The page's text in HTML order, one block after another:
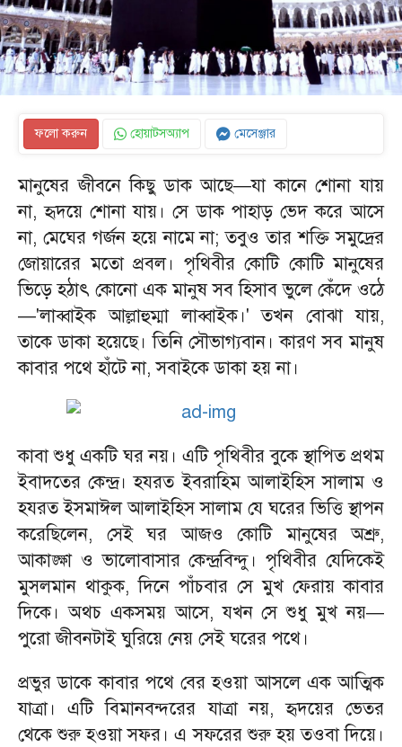
ফলো করুন হোয়াটসঅ্যাপ মেসেঞ্জার
​মানুষের জীবনে কিছু ডাক আছে—যা কানে শোনা যায়
না, হৃদয়ে শোনা যায়। সে ডাক পাহাড় ভেদ করে আসে
না, মেঘের গর্জন হয়ে নামে না; তবুও তার শক্তি সমুদ্রের
জোয়ারের মতো প্রবল। পৃথিবীর কোটি কোটি মানুষের
ভিড়ে হঠাৎ কোনো এক মানুষ সব হিসাব ভুলে কেঁদে ওঠে
—'লাব্বাইক আল্লাহুম্মা লাব্বাইক।' তখন বোঝা যায়,
তাকে ডাকা হয়েছে। তিনি সৌভাগ্যবান। কারণ সব মানুষ
কাবার পথে হাঁটে না, সবাইকে ডাকা হয় না।
​কাবা শুধু একটি ঘর নয়। এটি পৃথিবীর বুকে স্থাপিত প্রথম
ইবাদতের কেন্দ্র। হযরত ইবরাহিম আলাইহিস সালাম ও
হযরত ইসমাঈল আলাইহিস সালাম যে ঘরের ভিত্তি স্থাপন
করেছিলেন, সেই ঘর আজও কোটি মানুষের অশ্রু,
আকাঙ্ক্ষা ও ভালোবাসার কেন্দ্রবিন্দু। পৃথিবীর যেদিকেই
মুসলমান থাকুক, দিনে পাঁচবার সে মুখ ফেরায় কাবার
দিকে। অথচ একসময় আসে, যখন সে শুধু মুখ নয়—
পুরো জীবনটাই ঘুরিয়ে নেয় সেই ঘরের পথে।
​প্রভুর ডাকে কাবার পথে বের হওয়া আসলে এক আত্মিক
যাত্রা। এটি বিমানবন্দরের যাত্রা নয়, হৃদয়ের ভেতর
থেকে শুরু হওয়া সফর। এ সফরের শুরু হয় তওবা দিয়ে।